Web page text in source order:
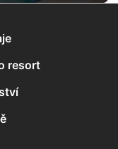
resort